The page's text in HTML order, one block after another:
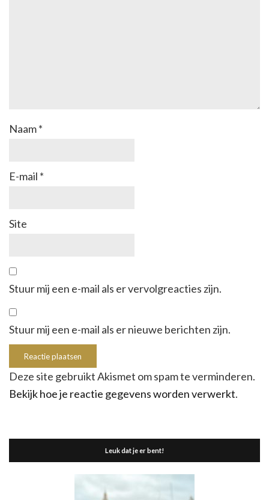
Naam*
E-mail *
Site
Stuur mij een e-mail als er vervolgreacties zijn.
Stuur mij een e-mail als er nieuwe berichten zijn.
Deze site gebruikt Akismet om spam te verminderen.
Bekijk hoe je reactie gegevens worden verwerkt.
Leuk dat je er bent!